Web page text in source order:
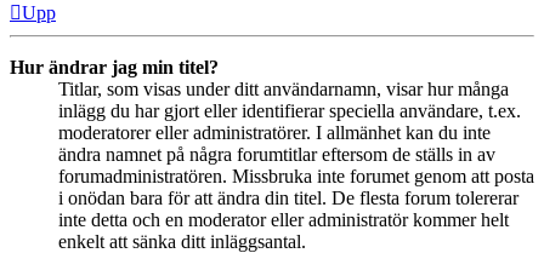
Upp
Hur ändrar jag min titel?
Titlar, som visas under ditt användarnamn, visar hur många
inlägg du har gjort eller identifierar speciella användare, t.ex.
moderatorer eller administratörer. I allmänhet kan du inte
ändra namnet på några forumtitlar eftersom de ställs in av
forumadministratören. Missbruka inte forumet genom att posta
i onödan bara för att ändra din titel. De flesta forum tolererar
inte detta och en moderator eller administratör kommer helt
enkelt att sänka ditt inläggsantal.